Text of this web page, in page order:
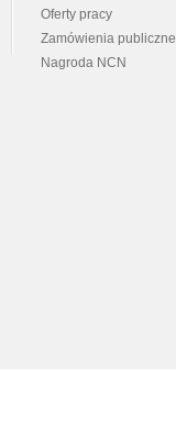
Oferty pracy
Zamówienia publiczne
Nagroda NCN